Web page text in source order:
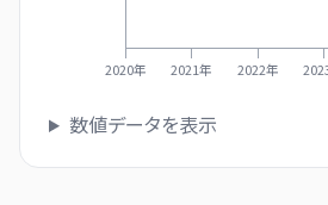
2020年 2021年 2022年
数値データを表示